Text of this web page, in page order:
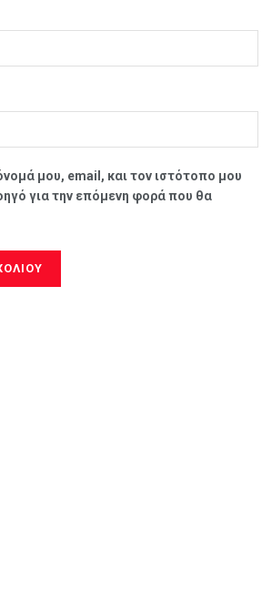
μου, email, και τον ιστότοπο μου
για την επόμενη φορά που θα